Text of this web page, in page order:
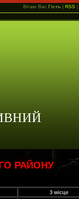
Вітаю Вас Гість | RSS |
РАЙОНУ
3 місце